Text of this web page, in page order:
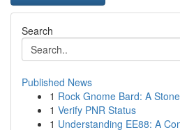
Search
Published News
1 Rock Gnome Bard: A
1 Verify PNR Status
1 Understanding EE88: A